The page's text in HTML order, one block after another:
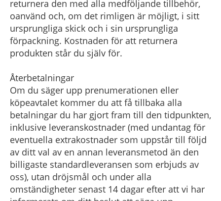
returnera den med alla medföljande tillbehör,
oanvänd och, om det rimligen är möjligt, i sitt
ursprungliga skick och i sin ursprungliga
förpackning. Kostnaden för att returnera
produkten står du själv för.
Återbetalningar
Om du säger upp prenumerationen eller
köpeavtalet kommer du att få tillbaka alla
betalningar du har gjort fram till den tidpunkten,
inklusive leveranskostnader (med undantag för
eventuella extrakostnader som uppstår till följd
av ditt val av en annan leveransmetod än den
billigaste standardleveransen som erbjuds av
oss), utan dröjsmål och under alla
omständigheter senast 14 dagar efter att vi har